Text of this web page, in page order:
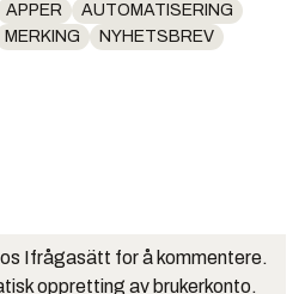
APPER
AUTOMATISERING
MERKING
NYHETSBREV
Ifrågasätt for å kommentere.
oppretting av brukerkonto.